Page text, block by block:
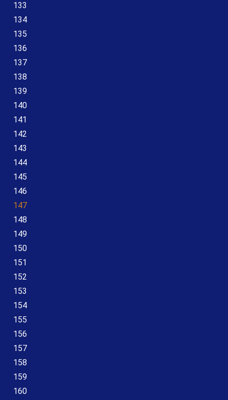
133
134
135
136
137
138
139
140
141
142
143
144
145
146
147
148
149
150
151
152
153
154
155
156
157
158
159
160